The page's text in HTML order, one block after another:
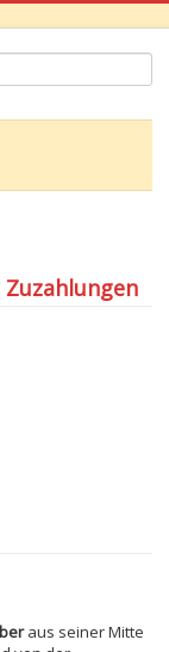
aus seiner Mitte